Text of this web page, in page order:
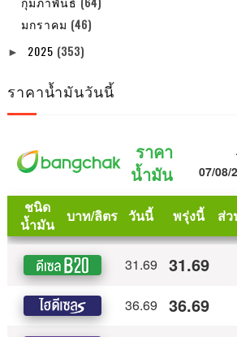
มกราคม (46)
► 2025 (353)
ราคาน้ำมันวันนี้